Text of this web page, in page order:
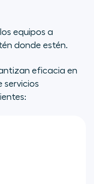
equipos a
donde estén.
eficacia en
servicios